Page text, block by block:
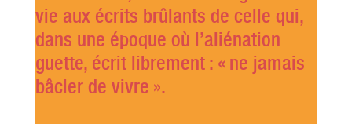
vie aux écrits brûlants de celle qui,
dans une époque où l’aliénation
guette, écrit librement : « ne jamais
bâcler de vivre ».